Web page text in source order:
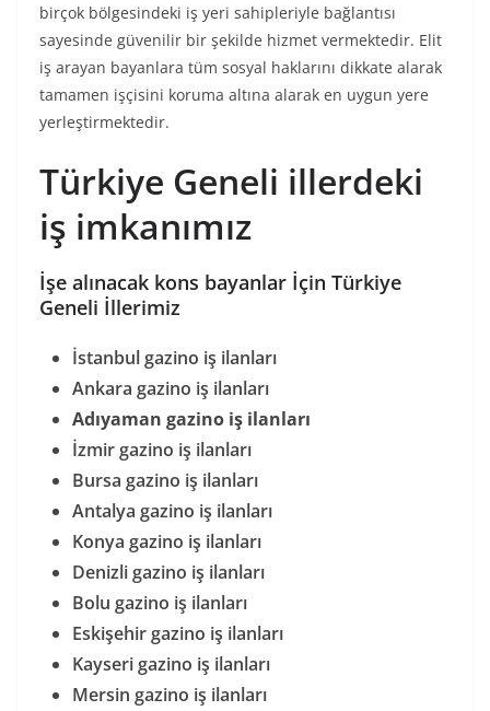
birçok bölgesindeki iş yeri sahipleriyle bağlantısı
sayesinde güvenilir bir şekilde hizmet vermektedir. Elit
iş arayan bayanlara tüm sosyal haklarını dikkate alarak
tamamen işçisini koruma altına alarak en uygun yere
yerleştirmektedir.
Türkiye Geneli illerdeki
iş imkanımız
İşe alınacak kons bayanlar İçin Türkiye
Geneli İllerimiz
İstanbul gazino iş ilanları
Ankara gazino iş ilanları
Adıyaman gazino iş ilanları
İzmir gazino iş ilanları
Bursa gazino iş ilanları
Antalya gazino iş ilanları
Konya gazino iş ilanları
Denizli gazino iş ilanları
Bolu gazino iş ilanları
Eskişehir gazino iş ilanları
Kayseri gazino iş ilanları
Mersin gazino iş ilanları